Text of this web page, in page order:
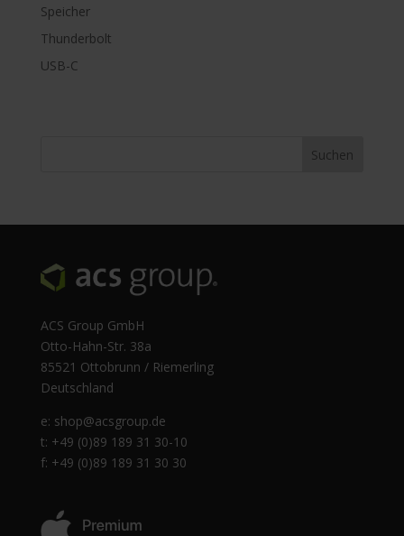
Speicher
Thunderbolt
USB-C
ACS Group GmbH
Otto-Hahn-Str. 38a
85521 Ottobrunn / Riemerling
Deutschland
e: shop@acsgroup.de
t: +49 (0)89 189 31 30-10
f: +49 (0)89 189 31 30 30